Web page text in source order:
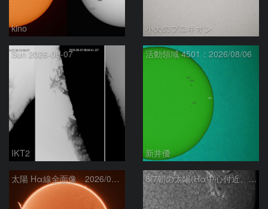
kino 小犬のプロキオン
Sun 2026-08-07
IKT2
活動領域 4501：2026/08/06
新井優
太陽 Hα線全面像 2026/08/07 8/7朝の太陽(Hα中心付近、4498、4502付近)